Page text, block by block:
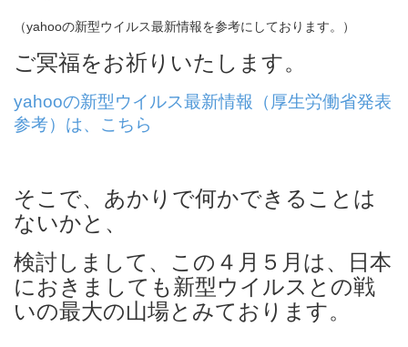
（yahooの新型ウイルス最新情報を参考にしております。）
ご冥福をお祈りいたします。
yahooの新型ウイルス最新情報（厚生労働省発表
参考）は、こちら
そこで、あかりで何かできることは
ないかと、
検討しまして、この４月５月は、日本
におきましても新型ウイルスとの戦
いの最大の山場とみております。